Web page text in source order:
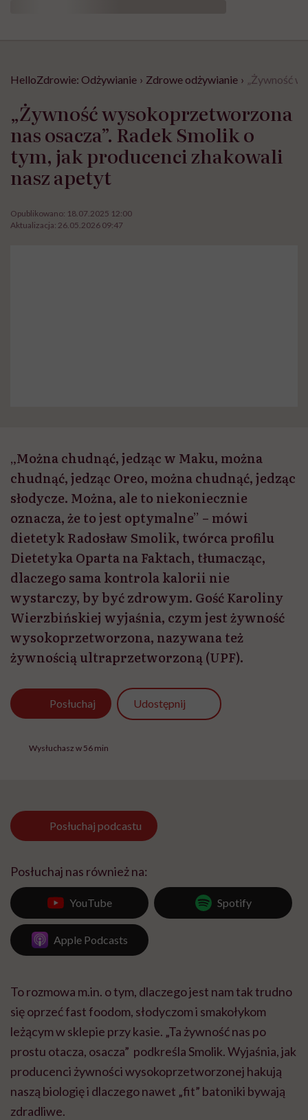
HelloZdrowie: Odżywianie › Zdrowe odżywianie › „Żywność
„Żywność wysokoprzetworzona
nas osacza”. Radek Smolik o
tym, jak producenci zhakowali
nasz apetyt
Opublikowano: 18.07.2025 12:00
Aktualizacja: 26.05.2026 09:47
„Można chudnąć, jedząc w Maku, można
chudnąć, jedząc Oreo, można chudnąć, jedząc
słodycze. Można, ale to niekoniecznie
oznacza, że to jest optymalne” – mówi
dietetyk Radosław Smolik, twórca profilu
Dietetyka Oparta na Faktach, tłumacząc,
dlaczego sama kontrola kalorii nie
wystarczy, by być zdrowym. Gość Karoliny
Wierzbińskiej wyjaśnia, czym jest żywność
wysokoprzetworzona, nazywana też
żywnością ultraprzetworzoną (UPF).
Posłuchaj Udostępnij
Wysłuchasz w 56 min
Posłuchaj podcastu
Posłuchaj nas również na:
YouTube Spotify
Apple Podcasts
To rozmowa m.in. o tym, dlaczego jest nam tak trudno
się oprzeć fast foodom, słodyczom i smakołykom
leżącym w sklepie przy kasie. „Ta żywność nas po
prostu otacza, osacza” podkreśla Smolik. Wyjaśnia, jak
producenci żywności wysokoprzetworzonej hakują
naszą biologię i dlaczego nawet „fit” batoniki bywają
zdradliwe.